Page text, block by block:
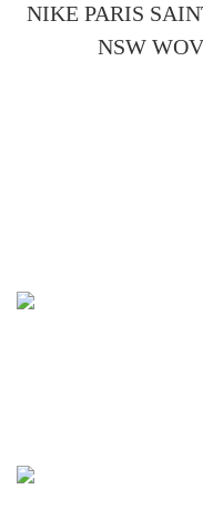
NIKE PARIS
NSW